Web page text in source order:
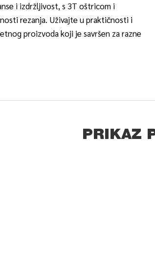
i izdržljivost, s 3T oštricom i
rezanja. Uživajte u praktičnosti i
proizvoda koji je savršen za razne
PRIKAZ